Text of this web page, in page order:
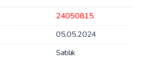
24050815
05.05.2024
Satılık